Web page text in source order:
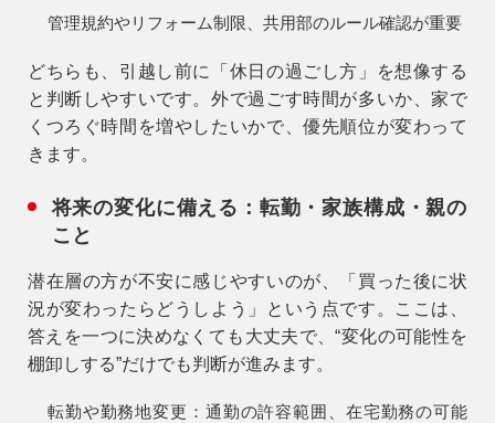
管理規約やリフォーム制限、共用部のルール確認が重要
どちらも、引越し前に「休日の過ごし方」を想像する
と判断しやすいです。外で過ごす時間が多いか、家で
くつろぐ時間を増やしたいかで、優先順位が変わって
きます。
将来の変化に備える：転勤・家族構成・親の
こと
潜在層の方が不安に感じやすいのが、「買った後に状
況が変わったらどうしよう」という点です。ここは、
答えを一つに決めなくても大丈夫で、“変化の可能性を
棚卸しする”だけでも判断が進みます。
転勤や勤務地変更： 通勤の許容範囲、在宅勤務の可能